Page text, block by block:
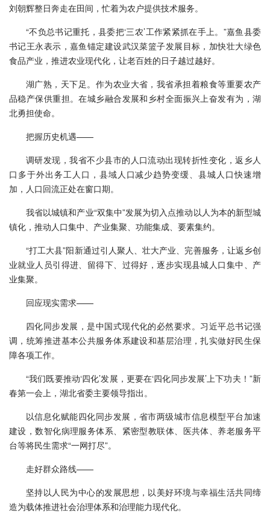
刘朝辉整日奔走在田间，忙着为农户提供技术服务。
“不负总书记重托，县委把‘三农’工作紧紧抓在手上。”嘉鱼县委
书记王永表示，嘉鱼锚定建设武汉菜篮子发展目标，加快壮大绿色
食品产业，推进农业现代化，让老百姓的日子越过越好。
湖广熟，天下足。作为农业大省，我省承担着粮食等重要农产
品稳产保供重担。在城乡融合发展和乡村全面振兴上奋发有为，湖
北勇担使命。
把握历史机遇——
调研发现，我省不少县市的人口流动出现转折性变化，返乡人
口多于外出务工人口，县域人口减少趋势变缓、县城人口快速增
加，人口回流正处在窗口期。
我省以城镇和产业“双集中”发展为切入点推动以人为本的新型城
镇化，推动人口集中、产业集聚、功能集成、要素集约。
“打工大县”阳新通过引人聚人、壮大产业、完善服务，让返乡创
业就业人员引得进、留得下、过得好，逐步实现县城人口集中、产
业集聚。
回应现实需求——
四化同步发展，是中国式现代化的必然要求。习近平总书记强
调，统筹推进基本公共服务体系建设和基层治理，扎实做好民生保
障各项工作。
“我们既要推动‘四化’发展，更要在‘四化同步发展’上下功夫！”新
春第一会上，湖北省委主要领导指出。
以信息化赋能四化同步发展，省市两级城市信息模型平台加速
建设，数智化病理服务体系、紧密型教联体、医共体、养老服务平
台等将民生需求“一网打尽”。
走好群众路线——
坚持以人民为中心的发展思想，以美好环境与幸福生活共同缔
造为载体推进社会治理体系和治理能力现代化。